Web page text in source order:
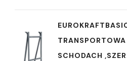
SCHODACH